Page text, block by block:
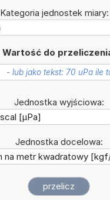
Kategoria jednostek miary:
Wartość do
Jednostka wyjściowa:
Jednostka docelowa: